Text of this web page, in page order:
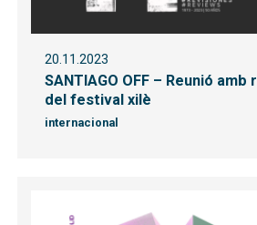
20.11.2023
SANTIAGO OFF – Reunió
del festival xilè
internacional